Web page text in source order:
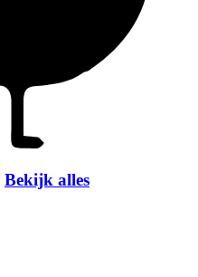
Bekijk alles